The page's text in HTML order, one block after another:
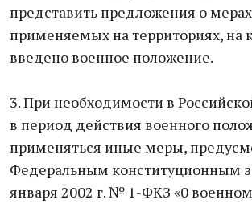
представить предложения о
применяемых на территориях, на
введено военное положение.
3. При необходимости в
в период действия военного
применяться иные меры,
Федеральным конституционным
января 2002 г. № 1-ФКЗ «0